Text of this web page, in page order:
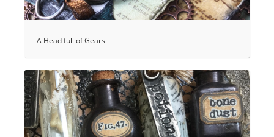
A Head full of Gears